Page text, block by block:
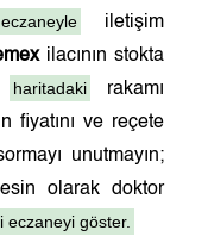
eczaneyle
iletişim
ilacının stokta
haritadaki
rakamı
fiyatını ve reçete
unutmayın;
olarak doktor
eczaneyi göster.